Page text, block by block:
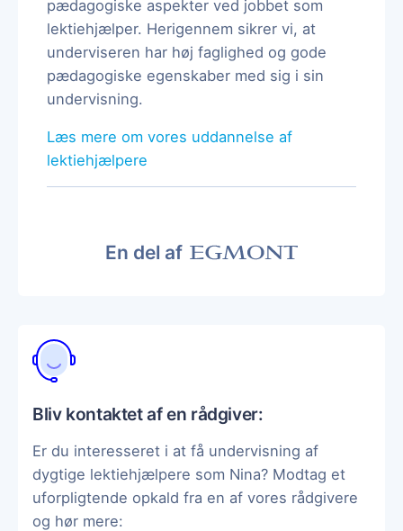
pædagogiske aspekter ved jobbet som
lektiehjælper. Herigennem sikrer vi, at
underviseren har høj faglighed og gode
pædagogiske egenskaber med sig i sin
undervisning.
Læs mere om vores uddannelse af
lektiehjælpere
En del af
Bliv kontaktet af en rådgiver:
Er du interesseret i at få undervisning af
dygtige lektiehjælpere som Nina? Modtag et
uforpligtende opkald fra en af vores rådgivere
og hør mere: